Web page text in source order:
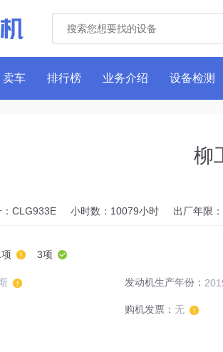
卖车 排行榜 业务介绍 设备检测
柳
：CLG933E 小时数：10079小时 出厂年限
3项
发动机生产年份：
购机发票： 无